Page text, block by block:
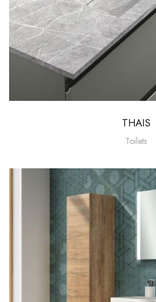
THAIS
Toilets